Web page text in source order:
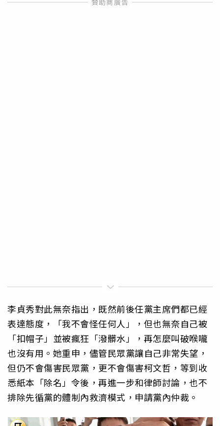
李貞秀對此無奈指出，既然前後任黨主席們都已經
表達態度，「我不會怪任何人」，但也無奈自己被
「扣帽子」並被瘋狂「潑髒水」，再怎麼叫破喉嚨
也沒有用。她重申，儘管民眾黨讓自己非常失望，
但仍不會傷害民眾黨，更不會傷害柯文哲，等到收
悉紙本「除名」令後，再進一步和律師討論，也不
排除先循黨的體制內救濟模式，申請黨內仲裁。